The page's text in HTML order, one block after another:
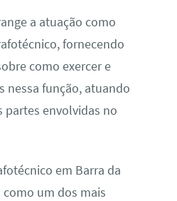
a atuação como
fornecendo
como exercer e
nessa função, atuando
partes envolvidas no
em Barra da
como um dos mais